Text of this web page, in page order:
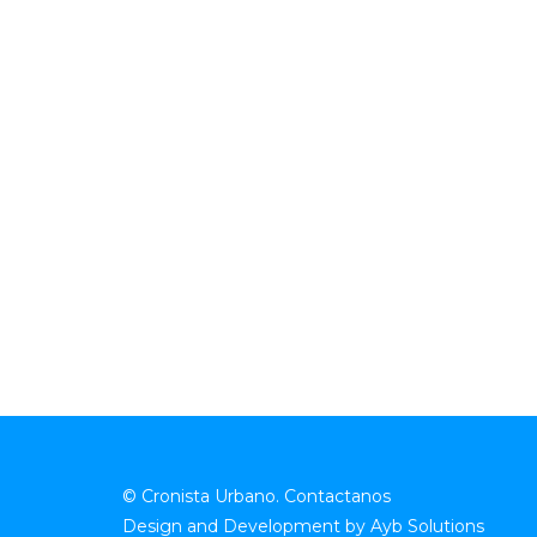
© Cronista Urbano. Contactanos
Design and Development by Ayb Solutions